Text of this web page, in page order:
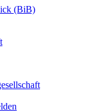
(BiB)